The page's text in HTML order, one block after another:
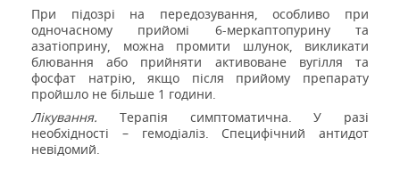
При підозрі на передозування, особливо при
одночасному прийомі 6-меркаптопурину та
азатіоприну, можна промити шлунок, викликати
блювання або прийняти активоване вугілля та
фосфат натрію, якщо після прийому препарату
пройшло не більше 1 години.
Лікування. Терапія симптоматична. У разі
необхідності – гемодіаліз. Специфічний антидот
невідомий.